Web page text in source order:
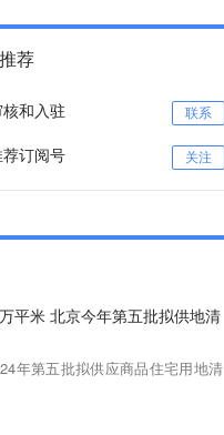
荐
和入驻 联系
荐订阅号 关注
五批拟供地清
年第五批拟供应商品住宅用地清